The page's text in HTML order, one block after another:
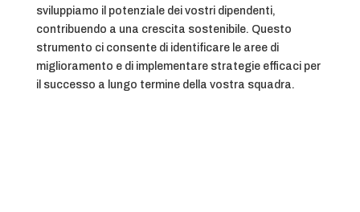
sviluppiamo il potenziale dei vostri dipendenti,
contribuendo a una crescita sostenibile. Questo
strumento ci consente di identificare le aree di
miglioramento e di implementare strategie efficaci per
il successo a lungo termine della vostra squadra.